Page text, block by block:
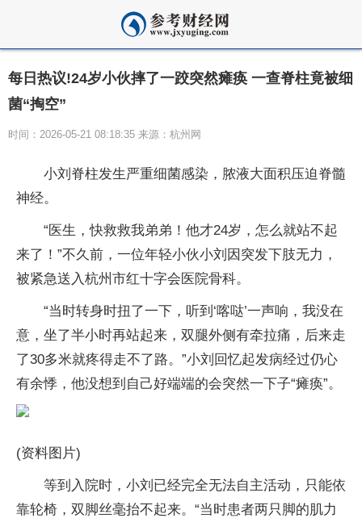
每日热议!24岁小伙摔了一跤突然瘫痪 一查脊柱竟被细
菌“掏空”
时间：2026-05-21 08:18:35 来源：杭州网
小刘脊柱发生严重细菌感染，脓液大面积压迫脊髓
神经。
“医生，快救救我弟弟！他才24岁，怎么就站不起
来了！”不久前，一位年轻小伙小刘因突发下肢无力，
被紧急送入杭州市红十字会医院骨科。
“当时转身时扭了一下，听到‘喀哒’一声响，我没在
意，坐了半小时再站起来，双腿外侧有牵拉痛，后来走
了30多米就疼得走不了路。”小刘回忆起发病经过仍心
有余悸，他没想到自己好端端的会突然一下子“瘫痪”。
(资料图片)
等到入院时，小刘已经完全无法自主活动，只能依
靠轮椅，双脚丝毫抬不起来。“当时患者两只脚的肌力